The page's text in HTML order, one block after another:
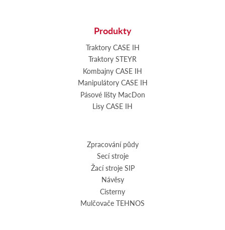
Produkty
Traktory CASE IH
Traktory STEYR
Kombajny CASE IH
Manipulátory CASE IH
Pásové lišty MacDon
Lisy CASE IH
Zpracování půdy
Secí stroje
Žací stroje SIP
Návěsy
Cisterny
Mulčovače TEHNOS